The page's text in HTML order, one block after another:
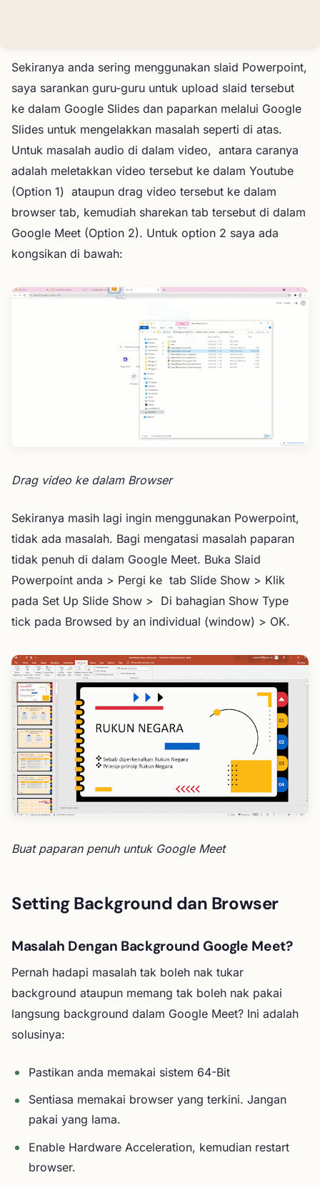
Sekiranya anda sering menggunakan slaid Powerpoint,
saya sarankan guru-guru untuk upload slaid tersebut
ke dalam Google Slides dan paparkan melalui Google
Slides untuk mengelakkan masalah seperti di atas.
Untuk masalah audio di dalam video, antara caranya
adalah meletakkan video tersebut ke dalam Youtube
(Option 1) ataupun drag video tersebut ke dalam
browser tab, kemudiah sharekan tab tersebut di dalam
Google Meet (Option 2). Untuk option 2 saya ada
kongsikan di bawah:
Drag video ke dalam Browser
Sekiranya masih lagi ingin menggunakan Powerpoint,
tidak ada masalah. Bagi mengatasi masalah paparan
tidak penuh di dalam Google Meet. Buka Slaid
Powerpoint anda > Pergi ke tab Slide Show > Klik
pada Set Up Slide Show > Di bahagian Show Type
tick pada Browsed by an individual (window) > OK.
Buat paparan penuh untuk Google Meet
Setting Background dan Browser
Masalah Dengan Background Google Meet?
Pernah hadapi masalah tak boleh nak tukar
background ataupun memang tak boleh nak pakai
langsung background dalam Google Meet? Ini adalah
solusinya:
Pastikan anda memakai sistem 64-Bit
Sentiasa memakai browser yang terkini. Jangan
pakai yang lama.
Enable Hardware Acceleration, kemudian restart
browser.